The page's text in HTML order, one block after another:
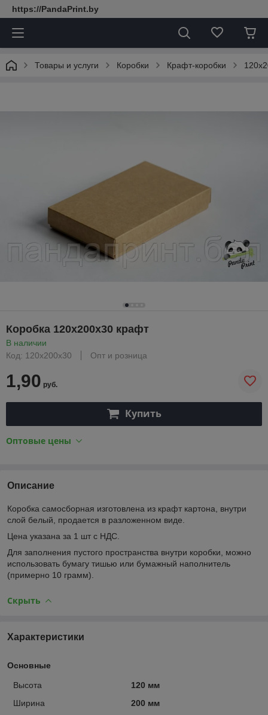
https://PandaPrint.by
Товары и услуги Коробки Крафт-коробки
Коробка 120х200х30 крафт
В наличии
Код: 120х200х30
Опт и розница
1,90 руб.
Купить
Оптовые цены
Описание
Коробка самосборная изготовлена из крафт картона, внутри
слой белый, продается в разложенном виде.
Цена указана за 1 шт с НДС.
Для заполнения пустого пространства внутри коробки, можно
использовать бумагу тишью или бумажный наполнитель
(примерно 10 грамм).
Скрыть
Характеристики
Основные
Высота
120 мм
Ширина
200 мм